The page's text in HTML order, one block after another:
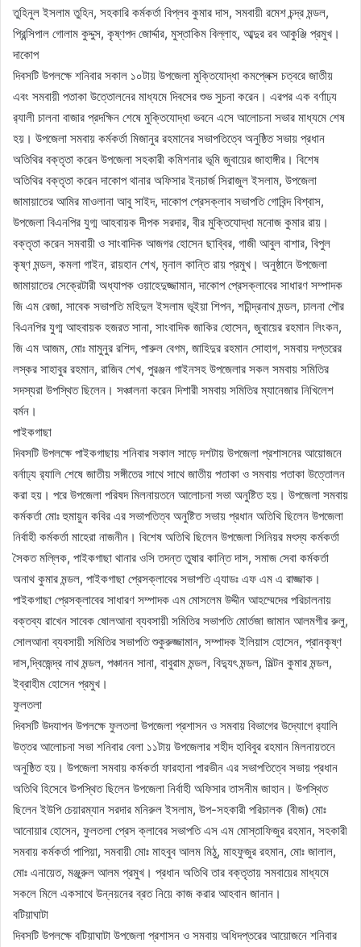
তুহিনুল ইসলাম তুহিন, সহকারি কর্মকর্তা বিপ্লব কুমার দাস, সমবায়ী রমেশ চন্দ্র মন্ডল,
প্রিন্সিপাল গোলাম কুদ্দুস, কৃষ্ণপদ জোর্দ্দার, মুস্তাকিম বিল্লাহ, আব্দুর রব আকুঞ্জি প্রমুখ।
দাকোপ
দিবসটি উপলক্ষে শনিবার সকাল ১০টায় উপজেলা মুক্তিযোদ্ধা কমপ্লেক্স চত্বরে জাতীয়
এবং সমবায়ী পতাকা উত্তোলনের মাধ্যমে দিবসের শুভ সুচনা করেন। এরপর এক বর্ণাঢ্য
র‌্যালী চালনা বাজার প্রদক্ষিন শেষে মুক্তিযোদ্ধা ভবনে এসে আলোচনা সভার মাধ্যমে শেষ
হয়। উপজেলা সমবায় কর্মকর্তা মিজানুর রহমানের সভাপতিত্বে অনুষ্ঠিত সভায় প্রধান
অতিথির বক্তৃতা করেন উপজেলা সহকারী কমিশনার ভূমি জুবায়ের জাহাঙ্গীর। বিশেষ
অতিথির বক্তৃতা করেন দাকোপ থানার অফিসার ইনচার্জ সিরাজুল ইসলাম, উপজেলা
জামায়াতের আমির মাওলানা আবু সাইদ, দাকোপ প্রেসক্লাব সভাপতি গোবিন্দ বিশ্বাস,
উপজেলা বিএনপির যুগ্ম আহবায়ক দীপক সরদার, বীর মুক্তিযোদ্ধা মনোজ কুমার রায়।
বক্তৃতা করেন সমবায়ী ও সাংবাদিক আজগর হোসেন ছাব্বির, গাজী আবুল বাশার, বিপুল
কৃষ্ণ মন্ডল, কমলা গাইন, রায়হান শেখ, মৃনাল কান্তি রায় প্রমুখ। অনুষ্ঠানে উপজেলা
জামায়াতের সেক্রেটারী অধ্যাপক ওয়াহেদুজ্জামান, দাকোপ প্রেসক্লাবের সাধারণ সম্পাদক
জি এম রেজা, সাবেক সভাপতি মহিদুল ইসলাম ভূইয়া শিপন, শচীন্দ্রনাথ মন্ডল, চালনা পৌর
বিএনপির যুগ্ম আহবায়ক হজরত সানা, সাংবাদিক জাকির হোসেন, জুবায়ের রহমান লিংকন,
জি এম আজম, মোঃ মামুনুর রশিদ, পারুল বেগম, জাহিদুর রহমান সোহাগ, সমবায় দপ্তরের
লস্কর সাহাবুর রহমান, রাজিব শেখ, পুরঞ্জন গাইনসহ উপজেলার সকল সমবায় সমিতির
সদস্যরা উপস্থিত ছিলেন। সঞ্চালনা করেন দিশারী সমবায় সমিতির ম্যানেজার নিখিলেশ
বর্মন।
পাইকগাছা
দিবসটি উপলক্ষে পাইকগাছায় শনিবার সকাল সাড়ে দশটায় উপজেলা প্রশাসনের আয়োজনে
বর্নাঢ্য র‌্যালি শেষে জাতীয় সঙ্গীতের সাথে সাথে জাতীয় পতাকা ও সমবায় পতাকা উত্তোলন
করা হয়। পরে উপজেলা পরিষদ মিলনায়তনে আলোচনা সভা অনুষ্টিত হয়। উপজেলা সমবায়
কর্মকর্তা মোঃ হুমায়ুন কবির এর সভাপতিত্ব অনুষ্টিত সভায় প্রধান অতিথি ছিলেন উপজেলা
নির্বাহী কর্মকর্তা মাহেরা নাজনীন। বিশেষ অতিথি ছিলেন উপজেলা সিনিয়র মৎস্য কর্মকর্তা
সৈকত মল্লিক, পাইকগাছা থানার ওসি তদন্ত তুষার কান্তি দাস, সমাজ সেবা কর্মকর্তা
অনাথ কুমার মন্ডল, পাইকগাছা প্রেসক্লাবের সভাপতি এ্যাডঃ এফ এম এ রাজ্জাক।
পাইকগাছা প্রেসক্লাবের সাধারণ সম্পাদক এম মোসলেম উদ্দীন আহম্মেদের পরিচালনায়
বক্তব্য রাখেন সাবেক ষোলআনা ব্যবসায়ী সমিতির সভাপতি মোর্তজা জামান আলমগীর রুলু,
সোলআনা ব্যবসায়ী সমিতির সভাপতি শুকুরুজ্জামান, সম্পাদক ইলিয়াস হোসেন, প্রানকৃষ্ণ
দাস,দ্বিজেন্দ্র নাথ মন্ডল, পঞ্চানন সানা, বাবুরাম মন্ডল, বিদ্যুৎ মন্ডল, মিল্টন কুমার মন্ডল,
ইব্রাহীম হোসেন প্রমুখ।
ফুলতলা
দিবসটি উদযাপন উপলক্ষে ফুলতলা উপজেলা প্রশাসন ও সমবায় বিভাগের উদ্যোগে র‌্যালি
উত্তর আলোচনা সভা শনিবার বেলা ১১টায় উপজেলার শহীদ হাবিবুর রহমান মিলনায়তনে
অনুষ্ঠিত হয়। উপজেলা সমবায় কর্মকর্তা ফারহানা পারভীন এর সভাপতিত্বে সভায় প্রধান
অতিথি হিসেবে উপস্থিত ছিলেন উপজেলা নির্বাহী অফিসার তাসনীম জাহান। উপস্থিত
ছিলেন ইউপি চেয়ারম্যান সরদার মনিরুল ইসলাম, উপ-সহকারী পরিচালক (বীজ) মোঃ
আনোয়ার হোসেন, ফুলতলা প্রেস ক্লাবের সভাপতি এস এম মোস্তাফিজুর রহমান, সহকারী
সমবায় কর্মকর্তা পাপিয়া, সমবায়ী মোঃ মাহবুব আলম মিঠু, মাহফুজুর রহমান, মোঃ জালাল,
মোঃ এনায়েত, মঞ্জুরুল আলম প্রমুখ। প্রধান অতিথি তার বক্তৃতায় সমবায়ের মাধ্যমে
সকলে মিলে একসাথে উন্নয়নের ব্রত নিয়ে কাজ করার আহবান জানান।
বটিয়াঘাটা
দিবসটি উপলক্ষে বটিয়াঘাটা উপজেলা প্রশাসন ও সমবায় অধিদপ্তরের আয়োজনে শনিবার